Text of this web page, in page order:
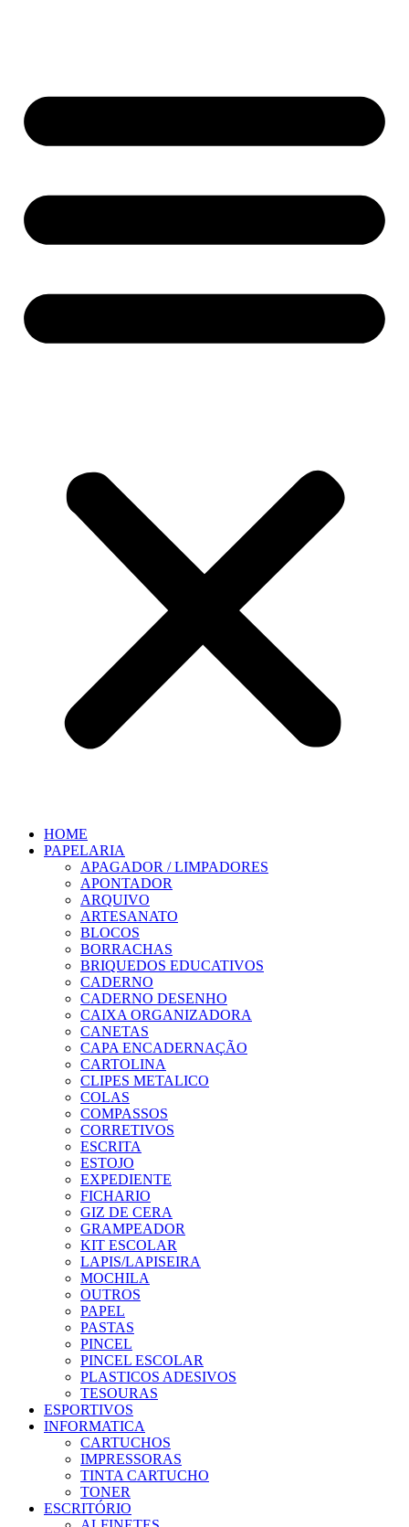
HOME
PAPELARIA
APAGADOR / LIMPADORES
APONTADOR
ARQUIVO
ARTESANATO
BLOCOS
BORRACHAS
BRIQUEDOS EDUCATIVOS
CADERNO
CADERNO DESENHO
CAIXA ORGANIZADORA
CANETAS
CAPA ENCADERNAÇÃO
CARTOLINA
CLIPES METALICO
COLAS
COMPASSOS
CORRETIVOS
ESCRITA
ESTOJO
EXPEDIENTE
FICHARIO
GIZ DE CERA
GRAMPEADOR
KIT ESCOLAR
LAPIS/LAPISEIRA
MOCHILA
OUTROS
PAPEL
PASTAS
PINCEL
PINCEL ESCOLAR
PLASTICOS ADESIVOS
TESOURAS
ESPORTIVOS
INFORMATICA
CARTUCHOS
IMPRESSORAS
TINTA CARTUCHO
TONER
ESCRITÓRIO